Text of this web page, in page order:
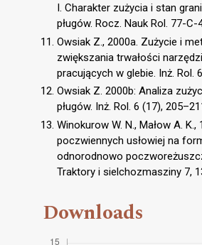
I. Charakter zużycia i stan
pługów. Rocz. Nauk Rol. 77-C-
Owsiak Z., 2000a. Zużycie i
zwiększania trwałości
pracujących w glebie. Inż. Rol.
Owsiak Z. 2000b: Analiza
pługów. Inż. Rol. 6 (17),
Winokurow W. N., Małow A. K.,
poczwiennych usłowiej na
odnorodnowo
Traktory i sielchozmasziny 7,
Downloads